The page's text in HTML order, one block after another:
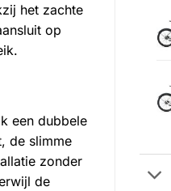
het zachte
op
een dubbele
de slimme
zonder
de